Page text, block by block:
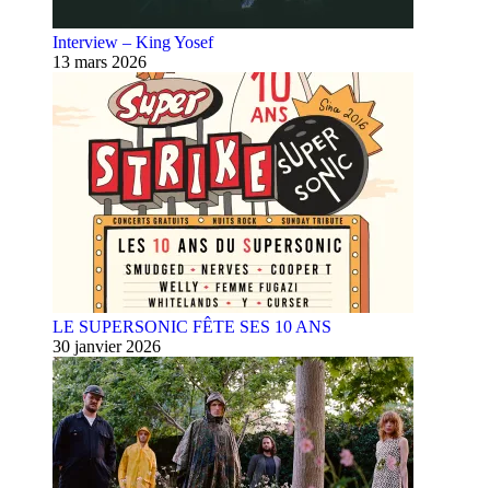
Interview – King Yosef
13 mars 2026
LE SUPERSONIC FÊTE SES 10 ANS
30 janvier 2026